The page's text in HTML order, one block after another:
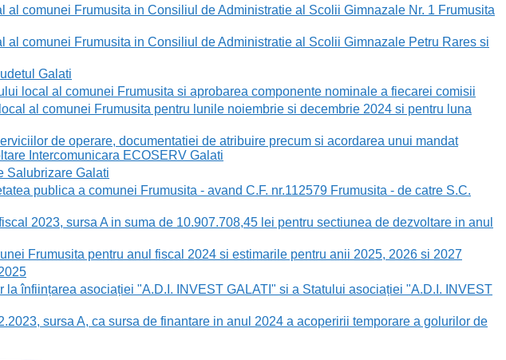
comunei Frumusita in Consiliul de Administratie al Scolii Gimnazale Nr. 1 Frumusita
comunei Frumusita in Consiliul de Administratie al Scolii Gimnazale Petru Rares si
Galati
local al comunei Frumusita si aprobarea componente nominale a fiecarei comisii
al comunei Frumusita pentru lunile noiembrie si decembrie 2024 si pentru luna
de operare, documentatiei de atribuire precum si acordarea unui mandat
Intercomunicara ECOSERV Galati
Salubrizare Galati
publica a comunei Frumusita - avand C.F. nr.112579 Frumusita - de catre S.C.
2023, sursa A in suma de 10.907.708,45 lei pentru sectiunea de dezvoltare in anul
Frumusita pentru anul fiscal 2024 si estimarile pentru anii 2025, 2026 si 2027
înființarea asociației "A.D.I. INVEST GALATI" si a Statului asociației "A.D.I. INVEST
sursa A, ca sursa de finantare in anul 2024 a acoperirii temporare a golurilor de